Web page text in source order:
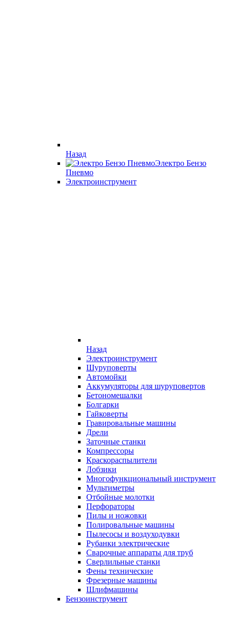
Назад
Электро Бензо
Пневмо
Электроинструмент
Назад
Электроинструмент
Шуруповерты
Автомойки
Аккумуляторы для шуруповертов
Бетономешалки
Болгарки
Гайковерты
Гравировальные машины
Дрели
Заточные станки
Компрессоры
Краскораспылители
Лобзики
Многофункциональный инструмент
Мультиметры
Отбойные молотки
Перфораторы
Пилы и ножовки
Полировальные машины
Пылесосы и воздуходувки
Рубанки электрические
Сварочные аппараты для труб
Сверлильные станки
Фены технические
Фрезерные машины
Шлифмашины
Бензоинструмент